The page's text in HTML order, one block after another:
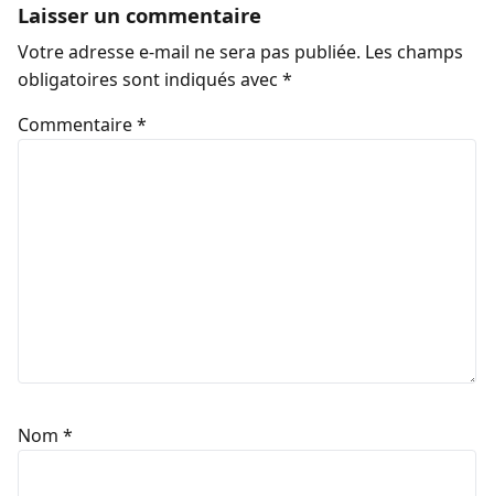
Laisser un commentaire
Votre adresse e-mail ne sera pas publiée. Les champs
obligatoires sont indiqués avec *
Commentaire*
Nom *